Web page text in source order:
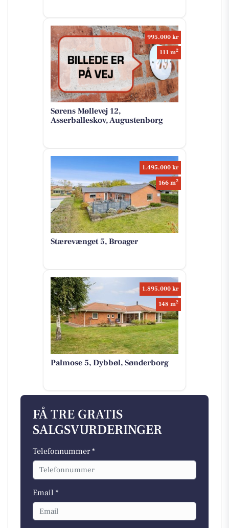
995.000 kr
111 m2
Sørens Møllevej 12,
Asserballeskov, Augustenborg
1.495.000 kr
166 m2
Stærevænget 5, Broager
1.895.000 kr
148 m2
Palmose 5, Dybbøl, Sønderborg
FÅ TRE GRATIS
SALGSVURDERINGER
Telefonnummer *
Email *